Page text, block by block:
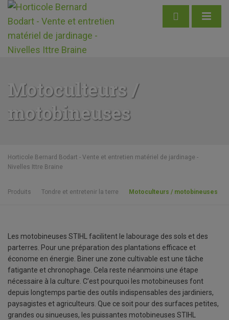
Motoculteurs /
motobineuses
Horticole Bernard Bodart - Vente et entretien matériel de jardinage -
Nivelles Ittre Braine
Produits Tondre et entretenir la terre Motoculteurs / motobineuses
Les motobineuses STIHL facilitent le labourage des sols et des
parterres. Pour une préparation des plantations efficace et
économe en énergie. Biner une zone cultivable est une tâche
fatigante et chronophage. Cela reste néanmoins une étape
nécessaire à la culture. C’est pourquoi les motobineuses font
depuis longtemps partie des outils indispensables des jardiniers,
paysagistes et agriculteurs. Que ce soit pour des surfaces petites,
grandes ou sinueuses, les puissantes motobineuses STIHL